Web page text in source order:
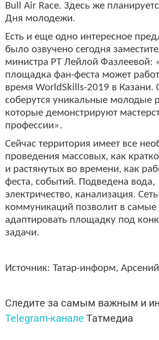
Bull Air Race. Здесь же
Дня молодежи.
Есть и еще одно интересное
было озвучено сегодня
министра РТ Лейлой Фазлеевой:
площадка фан-феста может
время WorldSkills-2019 в Казани.
соберутся уникальные молодые
которые демонстрируют
профессии».
Сейчас территория имеет все
проведения массовых, как
и растянутых во времени, как
феста, событий. Подведена вода,
электричество, канализация.
коммуникаций позволит в самые
адаптировать площадку под
задачи.
Источник: Татар-информ,
Следите за самым важным и
Telegram-канале Татмедиа